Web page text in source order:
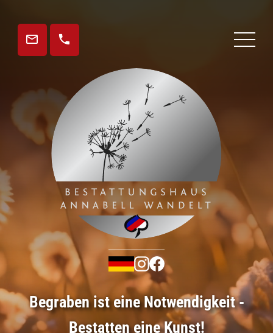
Aktuelles
Begraben ist eine Notwendigkeit -
Bestatten eine Kunst!